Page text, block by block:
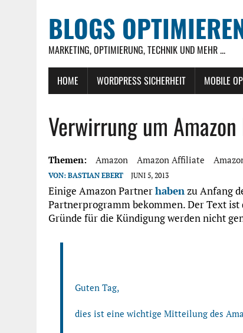
BLOGS
MARKETING, OPTIMIERUNG, TECHNIK UND MEHR ...
HOME WORDPRESS SICHERHEIT MOBILE
Verwirrung um
Themen: Amazon Amazon Affiliate
VON: BASTIAN EBERT JUNI 5, 2013
Einige Amazon Partnerhabenzu Anfang
Partnerprogramm bekommen. Der Text
Gründe für die Kündigung werden nicht
Guten Tag,
dies ist eine wichtige Mitteilung des